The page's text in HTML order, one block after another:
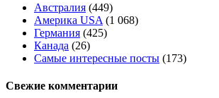
Австралия (449)
Америка USA (1 068)
Германия (425)
Канада (26)
Самые интересные посты (173)
Свежие комментарии